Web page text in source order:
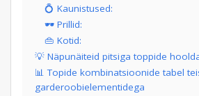
💍 Kaunistused:
🕶️ Prillid:
👜 Kotid:
💡 Näpunäiteid pitsiga toppide
📊 Topide kombinatsioonide tabel
garderoobielementidega